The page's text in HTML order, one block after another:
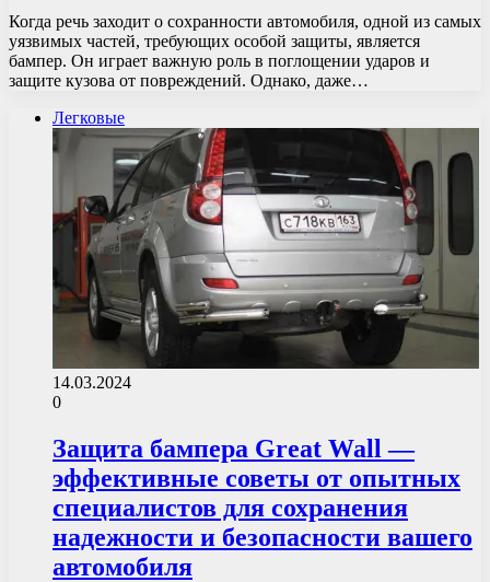
Когда речь заходит о сохранности автомобиля, одной из самых
уязвимых частей, требующих особой защиты, является
бампер. Он играет важную роль в поглощении ударов и
защите кузова от повреждений. Однако, даже…
Легковые
14.03.2024
0
Защита бампера Great Wall —
эффективные советы от опытных
специалистов для сохранения
надежности и безопасности вашего
автомобиля